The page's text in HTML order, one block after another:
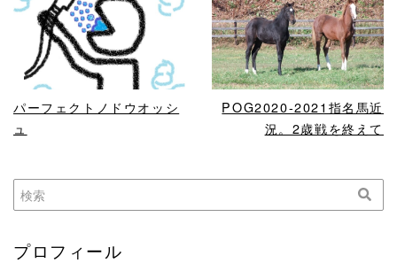
READ MORE
パーフェクトノドウオッシ
ュ
READ MORE
POG2020-2021指名馬近
況。2歳戦を終えて
プロフィール